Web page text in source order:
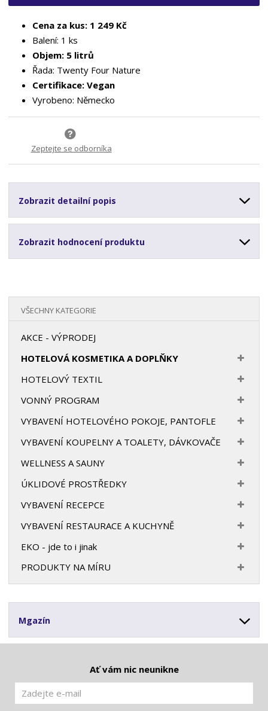
Cena za kus: 1 249 Kč
Balení: 1 ks
Objem: 5 litrů
Řada: Twenty Four Nature
Certifikace: Vegan
Vyrobeno: Německo
Zeptejte se odborníka
Zobrazit detailní popis
Zobrazit hodnocení produktu
VŠECHNY KATEGORIE
AKCE - VÝPRODEJ
HOTELOVÁ KOSMETIKA A DOPLŇKY
HOTELOVÝ TEXTIL
VONNÝ PROGRAM
VYBAVENÍ HOTELOVÉHO POKOJE, PANTOFLE
VYBAVENÍ KOUPELNY A TOALETY, DÁVKOVAČE
WELLNESS A SAUNY
ÚKLIDOVÉ PROSTŘEDKY
VYBAVENÍ RECEPCE
VYBAVENÍ RESTAURACE A KUCHYNĚ
EKO - jde to i jinak
PRODUKTY NA MÍRU
Mgazín
Ať vám nic neunikne